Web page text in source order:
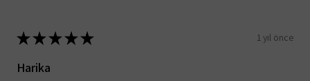
★★★★★ 1 yıl önce
Harika